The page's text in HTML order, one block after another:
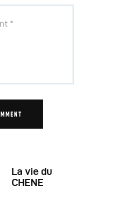
La vie du
CHENE